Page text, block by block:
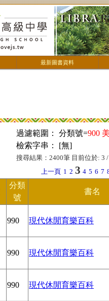
最新圖書資料
過濾範圍： 分類號=900
檢索字串： [無]
搜尋結果：2400筆 目前位於:
上一頁 1 2 3 4 5 6 7
分類
號
書名
990 現代休閒育樂百科
990 現代休閒育樂百科
990 現代休閒育樂百科